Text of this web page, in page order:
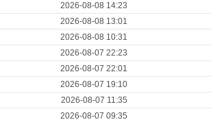
2026-08-08 14:23
2026-08-08 13:01
2026-08-08 10:31
2026-08-07 22:23
2026-08-07 22:01
2026-08-07 19:10
2026-08-07 11:35
2026-08-07 09:35